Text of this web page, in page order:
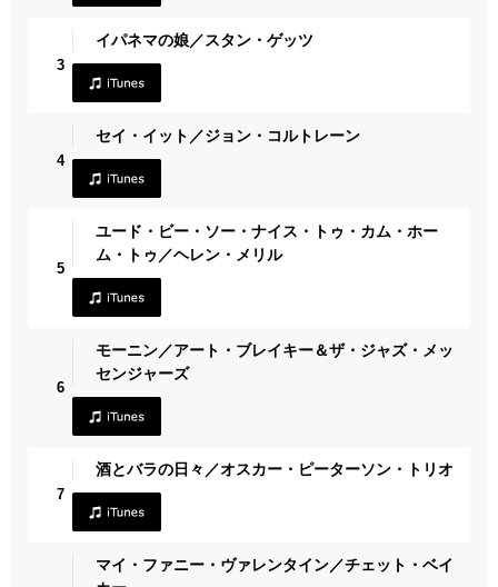
3
イパネマの娘／スタン・ゲッツ
4
セイ・イット／ジョン・コルトレーン
5
ユード・ビー・ソー・ナイス・トゥ・カム・ホー
ム・トゥ／ヘレン・メリル
6
モーニン／アート・ブレイキー＆ザ・ジャズ・メッ
センジャーズ
7
酒とバラの日々／オスカー・ピーターソン・トリオ
マイ・ファニー・ヴァレンタイン／チェット・ベイ